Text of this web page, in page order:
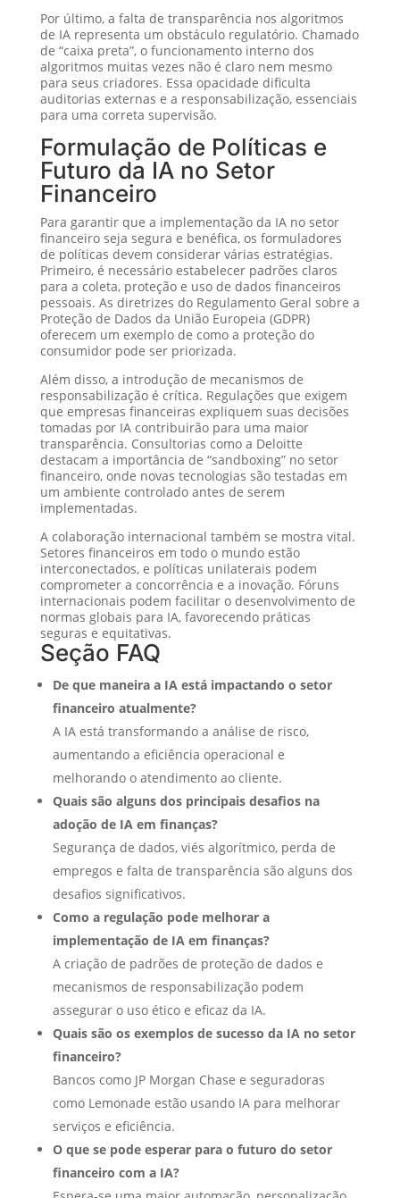
Por último, a falta de transparência nos algoritmos
de IA representa um obstáculo regulatório. Chamado
de “caixa preta”, o funcionamento interno dos
algoritmos muitas vezes não é claro nem mesmo
para seus criadores. Essa opacidade dificulta
auditorias externas e a responsabilização, essenciais
para uma correta supervisão.
Formulação de Políticas e
Futuro da IA no Setor
Financeiro
Para garantir que a implementação da IA no setor
financeiro seja segura e benéfica, os formuladores
de políticas devem considerar várias estratégias.
Primeiro, é necessário estabelecer padrões claros
para a coleta, proteção e uso de dados financeiros
pessoais. As diretrizes do Regulamento Geral sobre a
Proteção de Dados da União Europeia (GDPR)
oferecem um exemplo de como a proteção do
consumidor pode ser priorizada.
Além disso, a introdução de mecanismos de
responsabilização é crítica. Regulações que exigem
que empresas financeiras expliquem suas decisões
tomadas por IA contribuirão para uma maior
transparência. Consultorias como a Deloitte
destacam a importância de “sandboxing” no setor
financeiro, onde novas tecnologias são testadas em
um ambiente controlado antes de serem
implementadas.
A colaboração internacional também se mostra vital.
Setores financeiros em todo o mundo estão
interconectados, e políticas unilaterais podem
comprometer a concorrência e a inovação. Fóruns
internacionais podem facilitar o desenvolvimento de
normas globais para IA, favorecendo práticas
seguras e equitativas.
Seção FAQ
De que maneira a IA está impactando o setor
financeiro atualmente?
A IA está transformando a análise de risco,
aumentando a eficiência operacional e
melhorando o atendimento ao cliente.
Quais são alguns dos principais desafios na
adoção de IA em finanças?
Segurança de dados, viés algorítmico, perda de
empregos e falta de transparência são alguns dos
desafios significativos.
Como a regulação pode melhorar a
implementação de IA em finanças?
A criação de padrões de proteção de dados e
mecanismos de responsabilização podem
assegurar o uso ético e eficaz da IA.
Quais são os exemplos de sucesso da IA no setor
financeiro?
Bancos como JP Morgan Chase e seguradoras
como Lemonade estão usando IA para melhorar
serviços e eficiência.
O que se pode esperar para o futuro do setor
financeiro com a IA?